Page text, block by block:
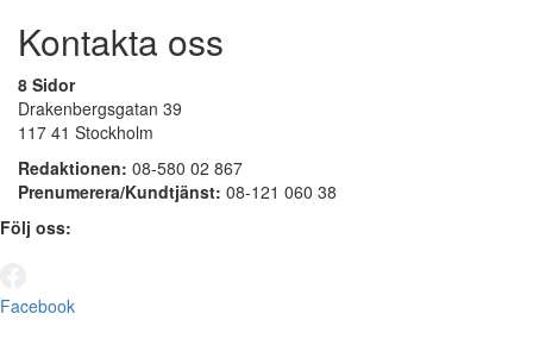
Kontakta oss
8 Sidor
Drakenbergsgatan 39
117 41 Stockholm
Redaktionen: 08-580 02 867
Prenumerera/Kundtjänst: 08-121 060 38
Följ oss:
Facebook